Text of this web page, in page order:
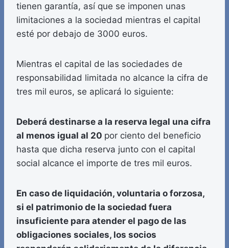
tienen garantía, así que se imponen unas
limitaciones a la sociedad mientras el capital
esté por debajo de 3000 euros.
Mientras el capital de las sociedades de
responsabilidad limitada no alcance la cifra de
tres mil euros, se aplicará lo siguiente:
Deberá destinarse a la reserva legal una cifra
al menos igual al 20 por ciento del beneficio
hasta que dicha reserva junto con el capital
social alcance el importe de tres mil euros.
En caso de liquidación, voluntaria o forzosa,
si el patrimonio de la sociedad fuera
insuficiente para atender el pago de las
obligaciones sociales, los socios